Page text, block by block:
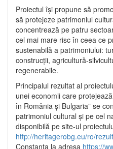
Proiectul își propune să
să protejeze patrimoniul
concentrează pe patru
cel mai mare risc în ceea ce
sustenabilă a patrimoniului:
construcții, agricultură-
regenerabile.
Principalul rezultat al
unei economii care
în România și Bulgaria” se
patrimoniul cultural și pe cel
disponibilă pe site-ul
http://heritagerobg.eu/ro/
Constanța la adresa https://